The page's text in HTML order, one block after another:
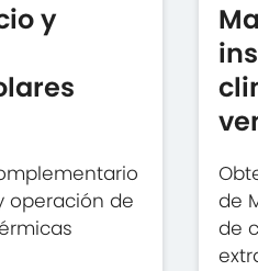
y
operación de
de
de